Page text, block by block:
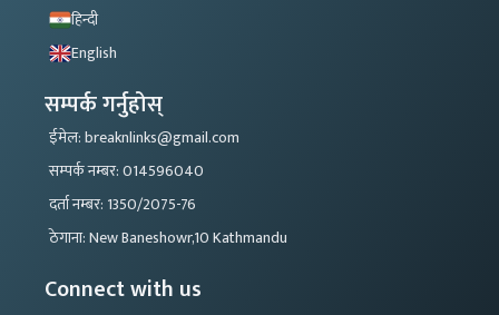
हिन्दी
English
सम्पर्क गर्नुहोस्
ईमेल: breaknlinks@gmail.com
सम्पर्क नम्बर: 014596040
दर्ता नम्बर: 1350/2075-76
ठेगाना: New Baneshowr,10 Kathmandu
Connect with us